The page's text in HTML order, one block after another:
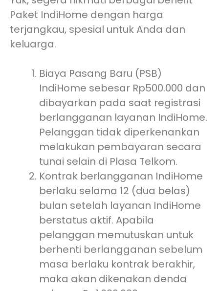
Paket IndiHome dengan harga
terjangkau, spesial untuk Anda dan
keluarga.
Biaya Pasang Baru (PSB)
IndiHome sebesar Rp500.000 dan
dibayarkan pada saat registrasi
berlangganan layanan IndiHome.
Pelanggan tidak diperkenankan
melakukan pembayaran secara
tunai selain di Plasa Telkom.
Kontrak berlangganan IndiHome
berlaku selama 12 (dua belas)
bulan setelah layanan IndiHome
berstatus aktif. Apabila
pelanggan memutuskan untuk
berhenti berlangganan sebelum
masa berlaku kontrak berakhir,
maka akan dikenakan denda